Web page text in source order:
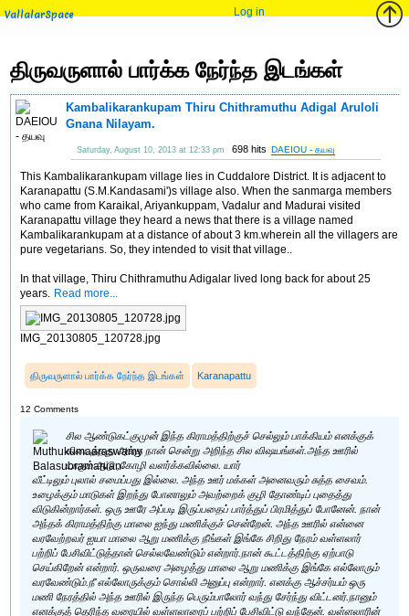
VallalarSpace Log in
திருவருளால் பார்க்க நேர்ந்த இடங்கள்
Kambalikarankupam Thiru Chithramuthu Adigal Aruloli
Gnana Nilayam.
Saturday, August 10, 2013 at 12:33 pm 698 hits DAEIOU - தயவு
This Kambalikarankupam village lies in Cuddalore District. It is adjacent to
Karanapattu (S.M.Kandasami')s village also. When the sanmarga members
who came from Karaikal, Ariyankuppam, Vadalur and Madurai visited
Karanapattu village they heard a news that there is a village named
Kambalikarankupam at a distance of about 3 km.wherein all the villagers are
pure vegetarians. So, they intended to visit that village..
In that village, Thiru Chithramuthu Adigalar lived long back for about 25
years. Read more...
IMG_20130805_120728.jpg
திருவருளால் பார்க்க நேர்ந்த இடங்கள் Karanapattu
12 Comments
சில ஆண்டுகட்குமுன் இந்த கிராமத்திற்குச் செல்லும் பாக்கியம் எனக்குக்
கிடைத்தது.அங்கு நான் சென்று அறிந்த சில விஷயங்கள்.அந்த ஊரில்
யாரும் ஆடு ,கோழி வளர்க்கவில்லை. யார்
வீட்டிலும் புலால் சமைப்பது இல்லை. அந்த ஊர் மக்கள் அனைவரும் சுத்த சைவம்.
உழைக்கும் மாடுகள் இறந்து போனாலும் அவற்றைக் குழி தோண்டிப் புதைத்து
விடுகின்றார்கள். ஒரு ஊரே அப்படி இருப்பதைப் பார்த்துப் பிரமித்துப் போனேன். நான்
அந்தக் கிராமத்திற்கு மாலை ஐந்து மணிக்குச் சென்றேன். அந்த ஊரில் என்னை
வரவேற்றவர் ஐயா மாலை ஆறு மணிக்கு நீங்கள் இங்கே சிறிது நேரம் வள்ளலார்
பற்றிப் பேசிவிட்டுத்தான் செல்லவேண்டும் என்றார்.நான் கூட்டத்திற்கு ஏற்பாடு
செய்கிறேன் என்றார். ஒருவரை அழைத்து மாலை ஆறு மணிக்கு இங்கே எல்லோரும்
வரவேண்டும்.நீ எல்லோருக்கும் சொல்லி அனுப்பு என்றார். எனக்கு ஆச்சர்யம் ஒரு
மணி நேரத்தில் அந்த ஊரில் இருந்த பெரும்பாலோர் வந்து சேர்ந்து விட்டனர்.நானும்
எனக்குத் தெரிந்த வரையில் வள்ளலாரைப் பற்றிப் பேசிவிட்டு வந்தேன். வள்ளலாரின்